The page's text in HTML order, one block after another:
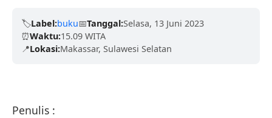
Pelajari Lebih Lanjut
🏷️Label:buku📅Tanggal:Selasa, 13 Juni 2023
⏰Waktu:15.09 WITA
📍Lokasi:Makassar, Sulawesi Selatan
Penulis :